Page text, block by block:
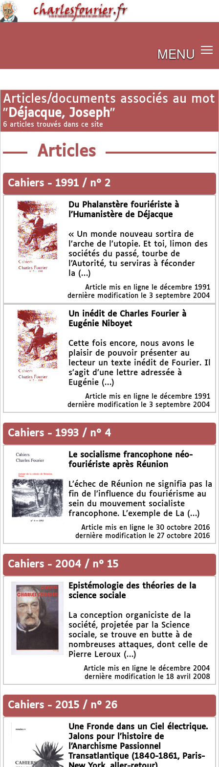
MENU
Articles/documents associés au mot
" Déjacque, Joseph"
6 articles trouvés dans ce site
Articles
Cahiers - 1991 / n° 2
Du Phalanstère fouriériste à
l’Humanistère de Déjacque
« Un monde nouveau sortira de
l’arche de l’utopie. Et toi, limon des
sociétés du passé, tourbe de
l’Autorité, tu serviras à féconder
la (…)
Article mis en ligne le décembre 1991
dernière modification le 3 septembre 2004
Un inédit de Charles Fourier à
Eugénie Niboyet
Cette fois encore, nous avons le
plaisir de pouvoir présenter au
lecteur un texte inédit de Fourier. Il
s’agit d’une lettre adressée à
Eugénie (…)
Article mis en ligne le décembre 1991
dernière modification le 3 septembre 2004
Cahiers - 1993 / n° 4
Le socialisme francophone néo-
fouriériste après Réunion
L’échec de Réunion ne signifia pas la
fin de l’influence du fouriérisme au
sein du mouvement socialiste
francophone. L’exemple de La (…)
Article mis en ligne le 30 octobre 2016
dernière modification le 27 octobre 2016
Cahiers - 2004 / n° 15
Epistémologie des théories de la
science sociale
La conception organiciste de la
société, projetée par la Science
sociale, se trouve en butte à de
nombreuses attaques, dont celle de
Pierre Leroux (…)
Article mis en ligne le décembre 2004
dernière modification le 18 avril 2008
Cahiers - 2015 / n° 26
Une Fronde dans un Ciel électrique.
Jalons pour l’histoire de
l’Anarchisme Passionnel
Transatlantique (1840-1861, Paris-